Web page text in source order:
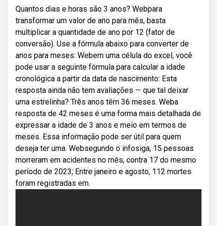
Quantos dias e horas são 3 anos? Webpara
transformar um valor de ano para mês, basta
multiplicar a quantidade de ano por 12 (fator de
conversão). Use a fórmula abaixo para converter de
anos para meses: Webem uma célula do excel, você
pode usar a seguinte fórmula para calcular a idade
cronológica a partir da data de nascimento: Esta
resposta ainda não tem avaliações — que tal deixar
uma estrelinha? Três anos têm 36 meses. Weba
resposta de 42 meses é uma forma mais detalhada de
expressar a idade de 3 anos e meio em termos de
meses. Essa informação pode ser útil para quem
deseja ter uma. Websegundo o infosiga, 15 pessoas
morreram em acidentes no mês, contra 17 do mesmo
período de 2023; Entre janeiro e agosto, 112 mortes
foram registradas em.